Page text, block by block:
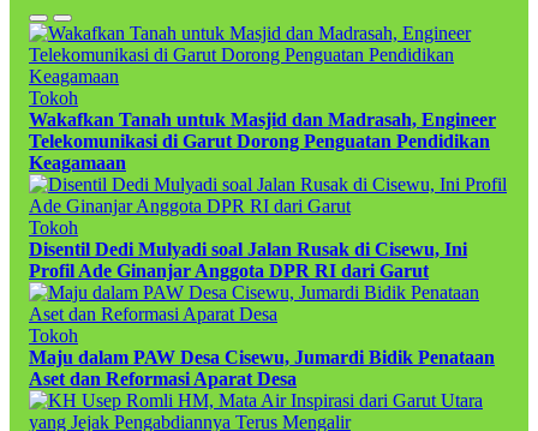
Tokoh
Wakafkan Tanah untuk Masjid dan Madrasah, Engineer
Telekomunikasi di Garut Dorong Penguatan Pendidikan
Keagamaan
Tokoh
Disentil Dedi Mulyadi soal Jalan Rusak di Cisewu, Ini
Profil Ade Ginanjar Anggota DPR RI dari Garut
Tokoh
Maju dalam PAW Desa Cisewu, Jumardi Bidik Penataan
Aset dan Reformasi Aparat Desa